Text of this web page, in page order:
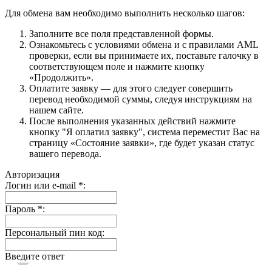
Для обмена вам необходимо выполнить несколько шагов:
Заполните все поля представленной формы.
Ознакомьтесь с условиями обмена и с правилами AML
проверки, если вы принимаете их, поставьте галочку в
соответствующем поле и нажмите кнопку
«Продолжить».
Оплатите заявку — для этого следует совершить
перевод необходимой суммы, следуя инструкциям на
нашем сайте.
После выполнения указанных действий нажмите
кнопку "Я оплатил заявку", система переместит Вас на
страницу «Состояние заявки», где будет указан статус
вашего перевода.
Авторизация
Логин или e-mail *:
Пароль *:
Персональный пин код:
Введите ответ